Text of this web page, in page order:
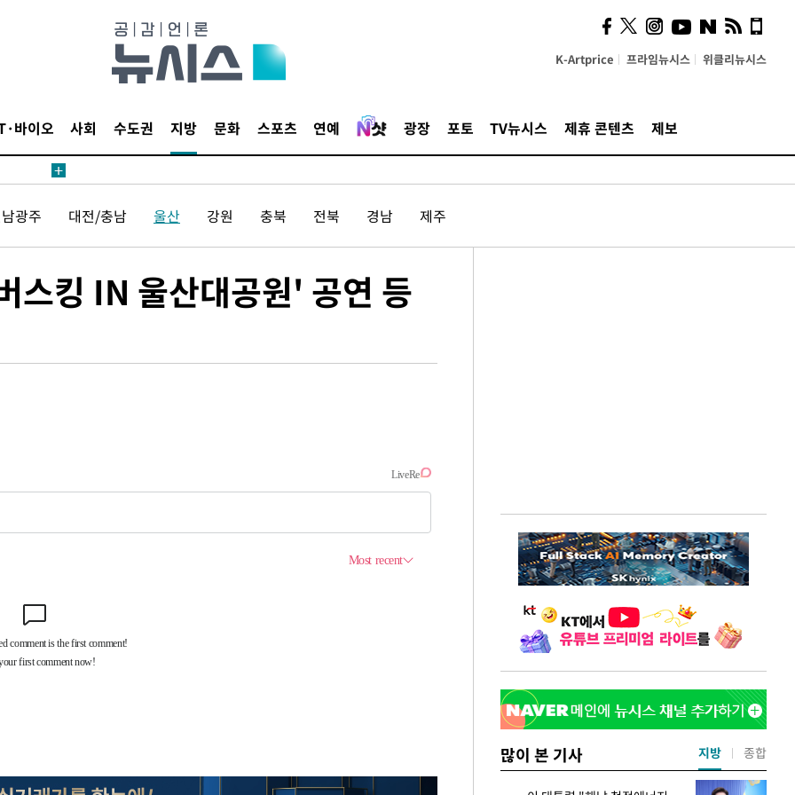
K-Artprice 프라임뉴시스 위클리뉴시스
바이오 사회 수도권 지방 문화 스포츠 연예 광장 포토 TV뉴시스 제휴 콘텐츠 제보
광주 대전/충남 울산 강원 충북 전북 경남 제주
스킹 IN 울산대공원' 공연 등
많이 본 기사 지방 종합